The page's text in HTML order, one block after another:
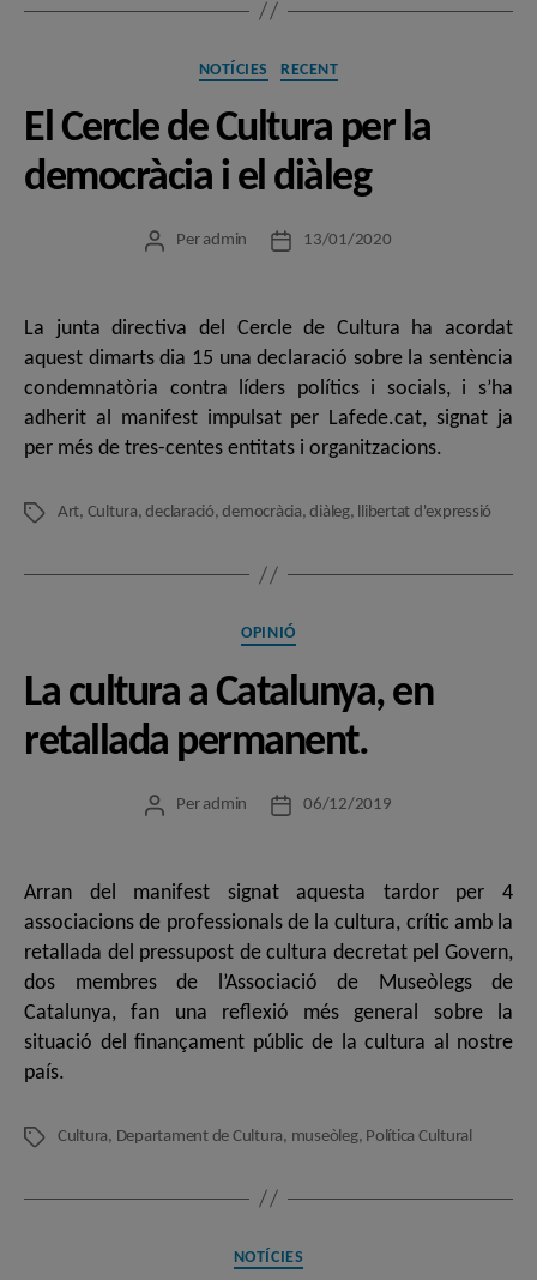
Categories
NOTÍCIES RECENT
El Cercle de Cultura per la
democràcia i el diàleg
Autor
Per admin
Data13/01/2020
La junta directiva del Cercle de Cultura ha acordat
aquest dimarts dia 15 una declaració sobre la sentència
condemnatòria contra líders polítics i socials, i s’ha
adherit al manifest impulsat per Lafede.cat, signat ja
per més de tres-centes entitats i organitzacions.
Etiquetes
Art, Cultura,declaració,democràcia,diàleg, llibertat d'expressió
Categories
OPINIÓ
La cultura a Catalunya, en
retallada permanent.
Autor
Per admin
Data06/12/2019
Arran del manifest signat aquesta tardor per 4
associacions de professionals de la cultura, crític amb la
retallada del pressupost de cultura decretat pel Govern,
dos membres de l’Associació de Museòlegs de
Catalunya, fan una reflexió més general sobre la
situació del finançament públic de la cultura al nostre
país.
Etiquetes
Cultura, Departament de Cultura, museòleg, Política Cultural
Categories
NOTÍCIES